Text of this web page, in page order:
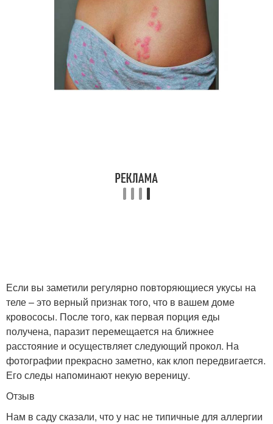
Если вы заметили регулярно повторяющиеся укусы на
теле – это верный признак того, что в вашем доме
кровососы. После того, как первая порция еды
получена, паразит перемещается на ближнее
расстояние и осуществляет следующий прокол. На
фотографии прекрасно заметно, как клоп передвигается.
Его следы напоминают некую вереницу.
Отзыв
Нам в саду сказали, что у нас не типичные для аллергии